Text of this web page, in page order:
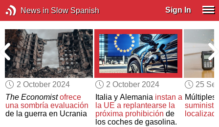
News in Slow Spanish Sign In
2 October 2024
The Economist ofrece
una sombría evaluación
de la guerra en Ucrania
2 October 2024
Italia y Alemania instan a
la UE a replantearse la
próxima prohibición de
los coches de gasolina.
25
Múltiples